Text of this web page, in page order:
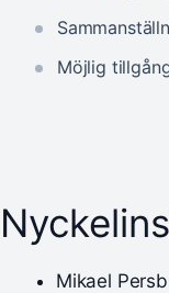
Möjlig
Mikael